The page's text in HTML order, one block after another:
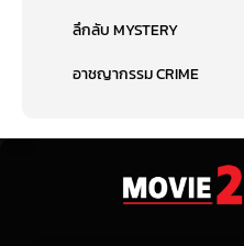
ลึกลับ MYSTERY
อาชญากรรม CRIME